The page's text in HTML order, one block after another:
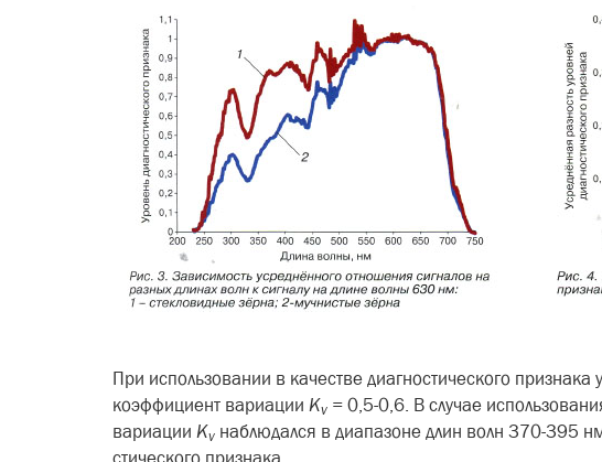
При использовании в качестве диагностического
коэффициент вариа­ции Kv =0,5-0,6. В случае
вариации Kv наблюдался в диапазоне длин волн 370-395